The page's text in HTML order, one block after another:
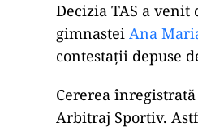
Decizia TAS a
gimnastei Ana
contestații depuse
Cererea
Arbitraj Sportiv.